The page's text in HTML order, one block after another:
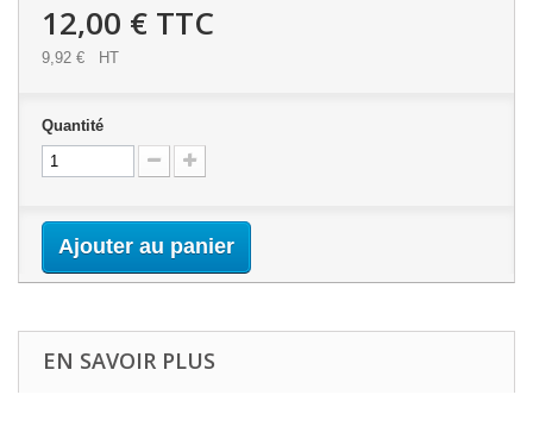
12,00 € TTC
9,92 € HT
Quantité
Ajouter au panier
EN SAVOIR PLUS